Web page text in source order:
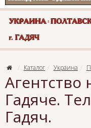
Каталог Украина
Гадяче.
Гадяч.